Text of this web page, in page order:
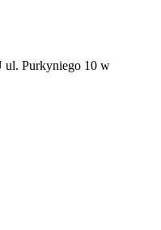
ul. Purkyniego 10 w